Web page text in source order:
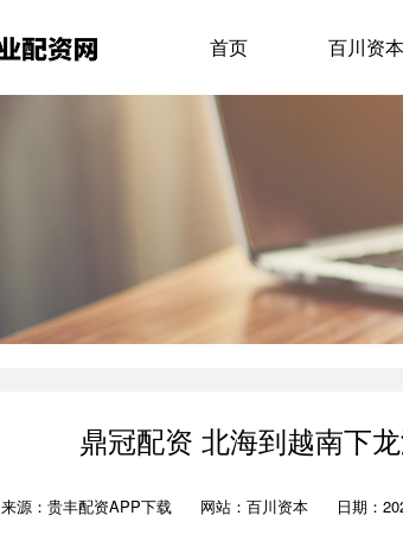
首页 百川资本
鼎冠配资 北海到越南下
来源：贵丰配资APP下载 网站：百川资本 日期：